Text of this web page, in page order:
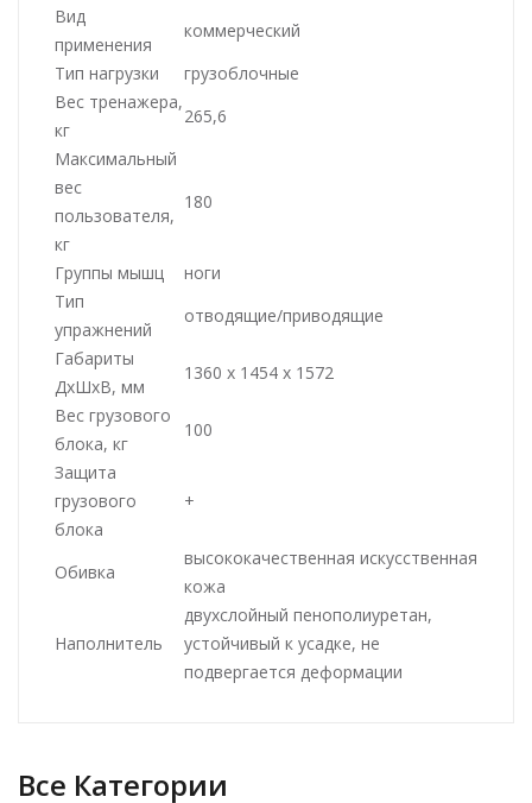
Вид
применения
коммерческий
Тип нагрузки
грузоблочные
Вес тренажера,
кг
265,6
Максимальный
вес
пользователя,
кг
180
Группы мышц
ноги
Тип
упражнений
отводящие/приводящие
Габариты
ДхШхВ, мм
1360 x 1454 x 1572
Вес грузового
блока, кг
100
Защита
грузового
блока
+
Обивка
высококачественная искусственная
кожа
Наполнитель
двухслойный пенополиуретан,
устойчивый к усадке, не
подвергается деформации
Все Категории